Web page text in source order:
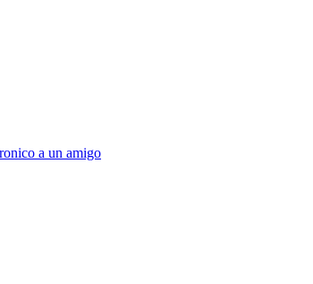
a un amigo